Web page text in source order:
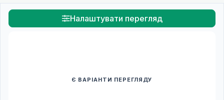
Налаштувати перегляд
Є ВАРІАНТИ ПЕРЕГЛЯДУ